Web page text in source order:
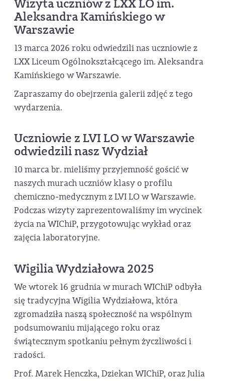
Wizyta uczniów z LXX LO im.
Aleksandra Kamińskiego w
Warszawie
13 marca 2026 roku odwiedzili nas uczniowie z
LXX Liceum Ogólnokształcącego im. Aleksandra
Kamińskiego w Warszawie.
Zapraszamy do obejrzenia galerii zdjęć z tego
wydarzenia.
Uczniowie z LVI LO w Warszawie
odwiedzili nasz Wydział
10 marca br. mieliśmy przyjemność gościć w
naszych murach uczniów klasy o profilu
chemiczno‑medycznym z LVI LO w Warszawie.
Podczas wizyty zaprezentowaliśmy im wycinek
życia na WIChiP, przygotowując wykład oraz
zajęcia laboratoryjne.
Wigilia Wydziałowa 2025
We wtorek 16 grudnia w murach WIChiP odbyła
się tradycyjna Wigilia Wydziałowa, która
zgromadziła naszą społeczność na wspólnym
podsumowaniu mijającego roku oraz
świątecznym spotkaniu pełnym życzliwości i
radości.
Prof. Marek Henczka, Dziekan WIChiP, oraz Julia